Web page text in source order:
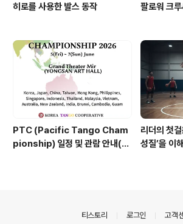
히로를 사용한 발스 동작 팔로워 크
PTC (Pacific Tango Cham
pionship) 일정 및 관람 안내(관
리더의 첫
성질’을 이
티스토리 로그인 고객